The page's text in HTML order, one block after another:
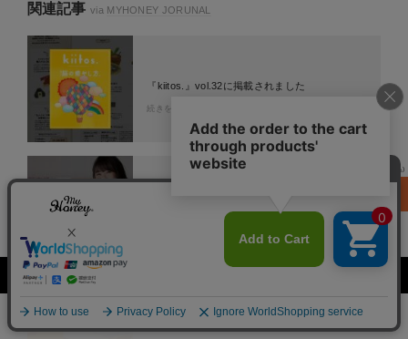
ピックアップアイテム！
メニュー 商品一覧 HOME ランキング
8.6(木)更新
カート
関連記事via MYHONEY JORUNAL
『kiitos.』vol.32に掲載されました
続きを読む
(税込)